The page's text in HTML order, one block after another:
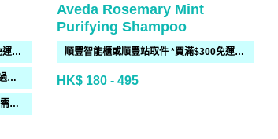
順豐智能櫃或順豐站取件 *買滿$300免運費*
送貨上門 *買滿$600免運費*(需時 2-6過工作天)
偏遠地區送貨上門 *買滿$800免運費*(需時 2-6個工作天)
Aveda Rosemary Mint
Purifying Shampoo
順豐智能櫃或順豐站取件 *買滿$300免運費*
HK$ 180 - 495